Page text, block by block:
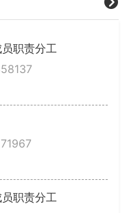
职责分工
职责分工